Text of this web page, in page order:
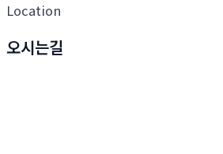
Location
오시는길